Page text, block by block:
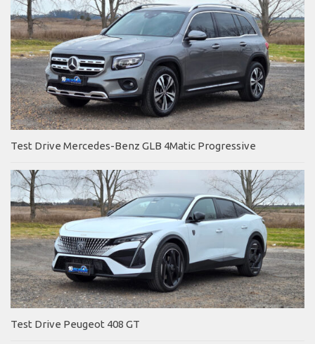
Test Drive Mercedes-Benz GLB 4Matic Progressive
Test Drive Peugeot 408 GT